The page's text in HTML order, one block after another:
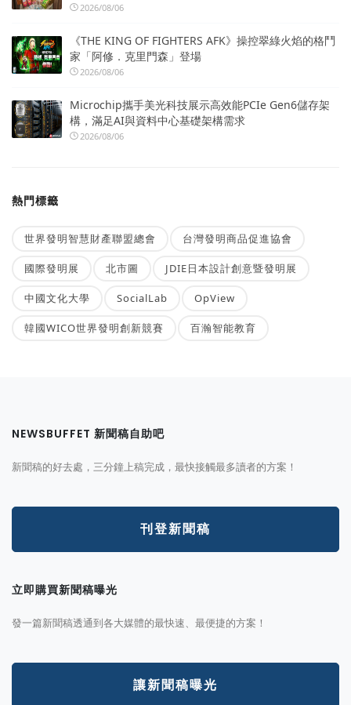
2026/08/06
《THE KING OF FIGHTERS AFK》操控翠綠火焰的格鬥
家「阿修．克里門森」登場
2026/08/06
Microchip攜手美光科技展示高效能PCIe Gen6儲存架
構，滿足AI與資料中心基礎架構需求
2026/08/06
熱門標籤
世界發明智慧財產聯盟總會 台灣發明商品促進協會
國際發明展 北市圖 JDIE日本設計創意暨發明展
中國文化大學 SocialLab OpView
韓國WICO世界發明創新競賽 百瀚智能教育
NEWSBUFFET 新聞稿自助吧
新聞稿的好去處，三分鐘上稿完成，最快接觸最多讀者的方案！
刊登新聞稿
立即購買新聞稿曝光
發一篇新聞稿透通到各大媒體的最快速、最便捷的方案！
讓新聞稿曝光